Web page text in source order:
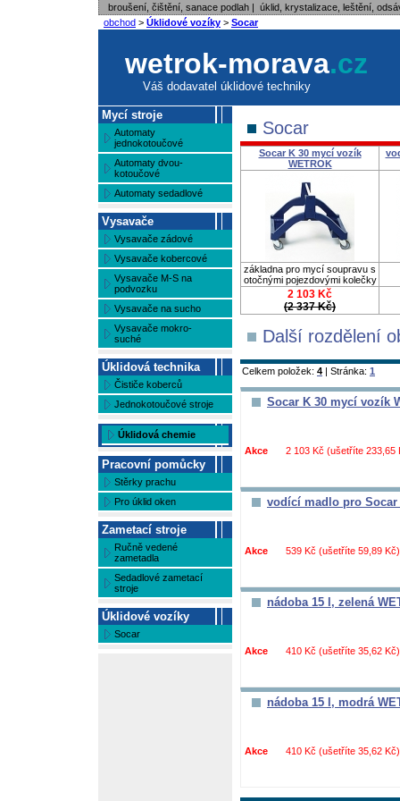
broušení, čištění, sanace podlah | úklid, krystalizace, leštění,
obchod > Úklidové vozíky > Socar
wetrok-morava.cz
Váš dodavatel úklidové techniky
Mycí stroje
Automaty
jednokotoučové
Automaty dvou-
kotoučové
Automaty sedadlové
Vysavače
Vysavače zádové
Vysavače kobercové
Vysavače M-S na
podvozku
Vysavače na sucho
Vysavače mokro-
suché
Úklidová technika
Čističe koberců
Jednokotoučové stroje
Úklidová chemie
Pracovní pomůcky
Stěrky prachu
Pro úklid oken
Zametací stroje
Ručně vedené
zametadla
Sedadlové zametací
stroje
Úklidové vozíky
Socar
Socar
Socar K 30 mycí vozík
WETROK
základna pro mycí soupravu s
otočnými pojezdovými kolečky
2 103 Kč
(2 337 Kč)
Další rozdělení
Celkem položek: 4 | Stránka: 1
Socar K 30 mycí vozík
Akce 2 103 Kč (ušetříte 233,65
vodící madlo pro Socar
Akce 539 Kč (ušetříte 59,89
nádoba 15 l, zelená
Akce 410 Kč (ušetříte 35,62
nádoba 15 l, modrá
Akce 410 Kč (ušetříte 35,62